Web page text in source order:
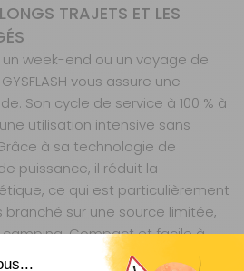
TRAJETS ET LES
week-end ou un voyage de
vous assure une
Son cycle de service à 100 % à
utilisation intensive sans
à sa technologie de
puissance, il réduit la
ce qui est particulièrement
sur une source limitée,
Compact et facile à
dans votre véhicule